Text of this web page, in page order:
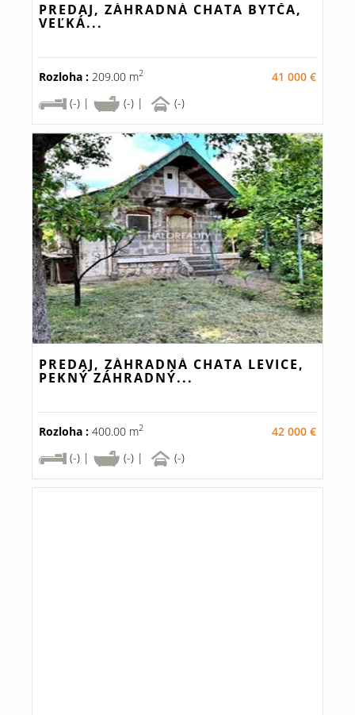
PREDAJ, ZÁHRADNÁ CHATA BYTČA,
VEĽKÁ...
Rozloha : 209.00 m2
41 000 €
(-) |
(-) | (-)
PREDAJ, ZÁHRADNÁ CHATA LEVICE,
PEKNÝ ZÁHRADNÝ...
Rozloha : 400.00 m2
42 000 €
(-) |
(-) | (-)